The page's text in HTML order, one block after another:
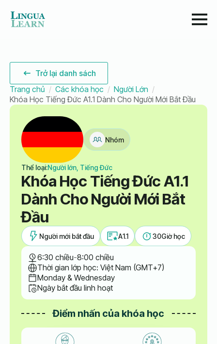
Trở lại danh sách
Trang chủ
Các khóa học
Người Lớn
Khóa Học Tiếng Đức A1.1 Dành Cho Người Mới Bắt Đầu
Nhóm
Thể loại:Người lớn, Tiếng Đức
Khóa Học Tiếng Đức A1.1
Dành Cho Người Mới Bắt
Đầu
Người mới bắt đầu A1.1 30Giờ học
6:30 chiều-8:00 chiều
Thời gian lớp học: Việt Nam (GMT+7)
Monday & Wednesday
Ngày bắt đầu linh hoạt
Điểm nhấn của khóa học